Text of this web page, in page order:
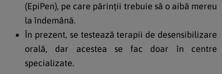
(EpiPen), pe care părinții trebuie să o aibă mereu
la îndemână.
În prezent, se testează terapii de desensibilizare
orală, dar acestea se fac doar în centre
specializate.